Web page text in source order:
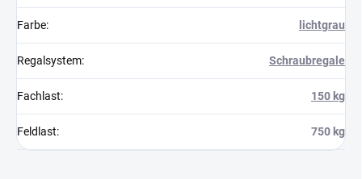
Farbe: lichtgrau
Regalsystem: Schraubregale
Fachlast: 150 kg
Feldlast: 750 kg